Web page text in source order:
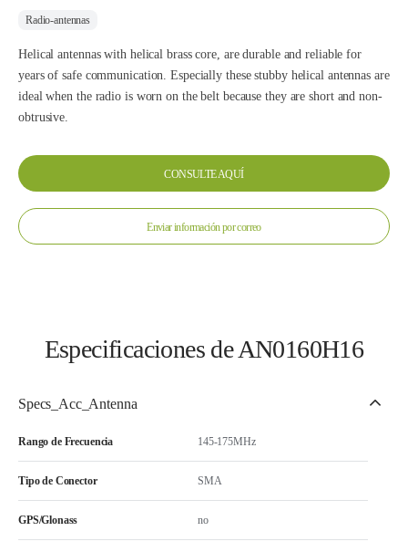
Radio-antennas
Helical antennas with helical brass core, are durable and reliable for
years of safe communication. Especially these stubby helical antennas are
ideal when the radio is worn on the belt because they are short and non-
obtrusive.
CONSULTE AQUÍ
Enviar información por correo
Especificaciones de AN0160H16
Specs_Acc_Antenna
Rango de Frecuencia 145-175MHz
Tipo de Conector SMA
GPS/Glonass no